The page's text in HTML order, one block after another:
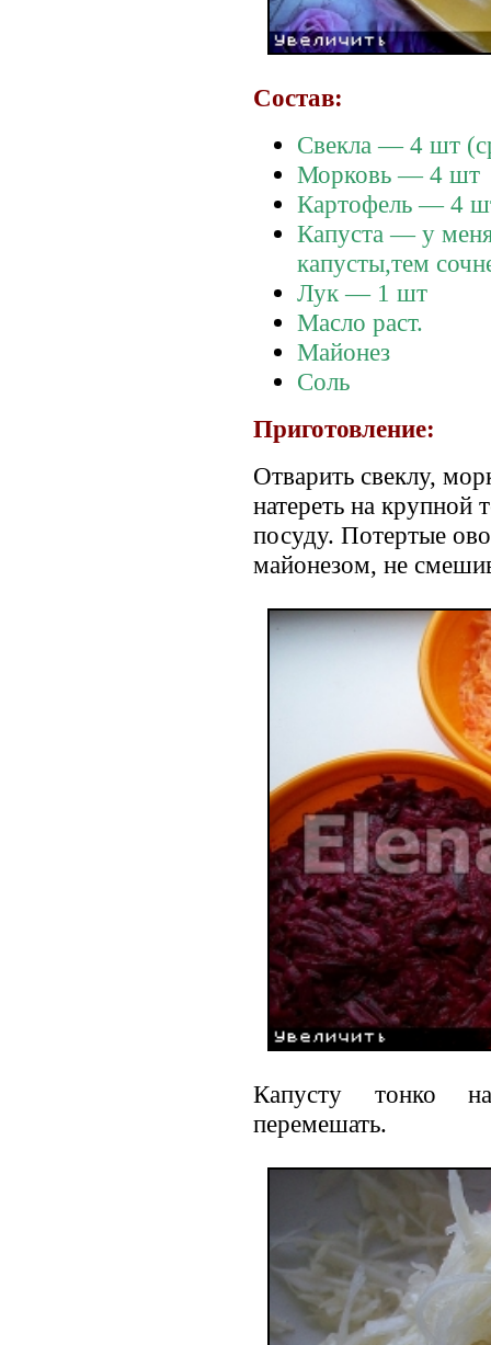
Состав:
Свекла — 4 шт
Морковь — 4 шт
Картофель — 4
Капуста — у
капусты,тем
Лук — 1 шт
Масло раст.
Майонез
Соль
Приготовление:
Отварить свеклу,
натереть на крупной
посуду. Потертые
майонезом, не
Капусту тонко
перемешать.